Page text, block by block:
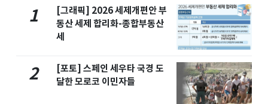
1
[그래픽] 2026 세제개편안 부
동산 세제 합리화-종합부동산
세
2
[포토] 스페인 세우타 국경 도
달한 모로코 이민자들